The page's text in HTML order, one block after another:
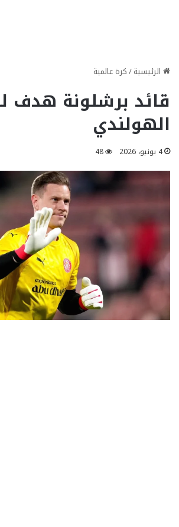
الرئيسية/كرة عالمية
قائد برشلونة هدف
الهولندي
4 يونيو، 2026 48